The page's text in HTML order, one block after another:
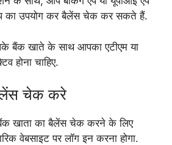
का उपयोग कर बैलेंस चेक कर सकते हैं.
बैंक खाते के साथ आपका एटीएम या
होना चाहिए.
चेक करे
खाता का बैलेंस चेक करने के लिए
वेबसाइट पर लॉग इन करना होगा.